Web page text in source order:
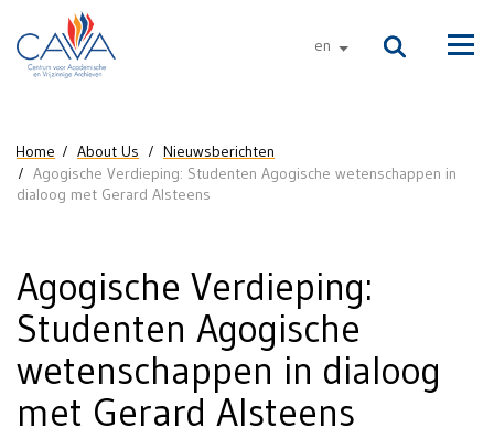
Skip to main content
en other languages
You are here
Home About Us
Nieuwsberichten
Agogische Verdieping: Studenten Agogische wetenschappen in
dialoog met Gerard Alsteens
Agogische Verdieping:
Studenten Agogische
wetenschappen in dialoog
met Gerard Alsteens